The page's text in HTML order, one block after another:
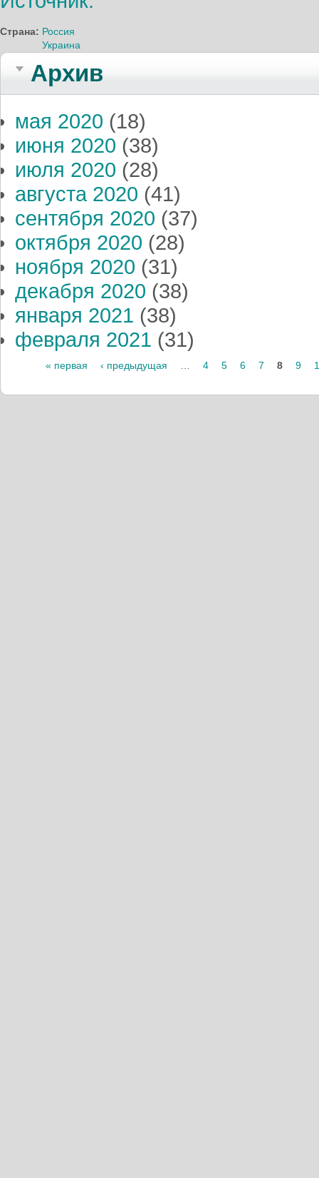
Страна: Россия
Украина
Архив
мая 2020 (18)
июня 2020 (38)
июля 2020 (28)
августа 2020 (41)
сентября 2020 (37)
октября 2020 (28)
ноября 2020 (31)
декабря 2020 (38)
января 2021 (38)
февраля 2021 (31)
Страницы
« первая ‹ предыдущая … 4 5 6 7 8 9